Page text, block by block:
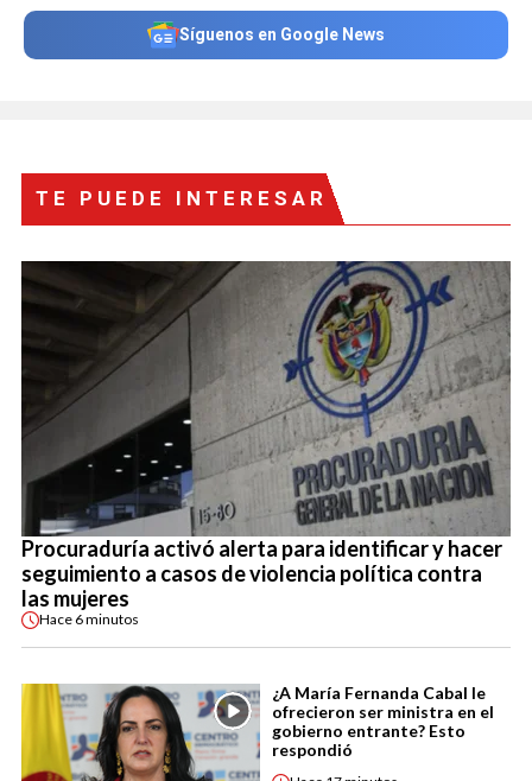
Síguenos en Google News
TE PUEDE INTERESAR
Procuraduría activó alerta para identificar y hacer
seguimiento a casos de violencia política contra
las mujeres
Hace 6 minutos
¿A María Fernanda Cabal le
ofrecieron ser ministra en el
gobierno entrante? Esto
respondió